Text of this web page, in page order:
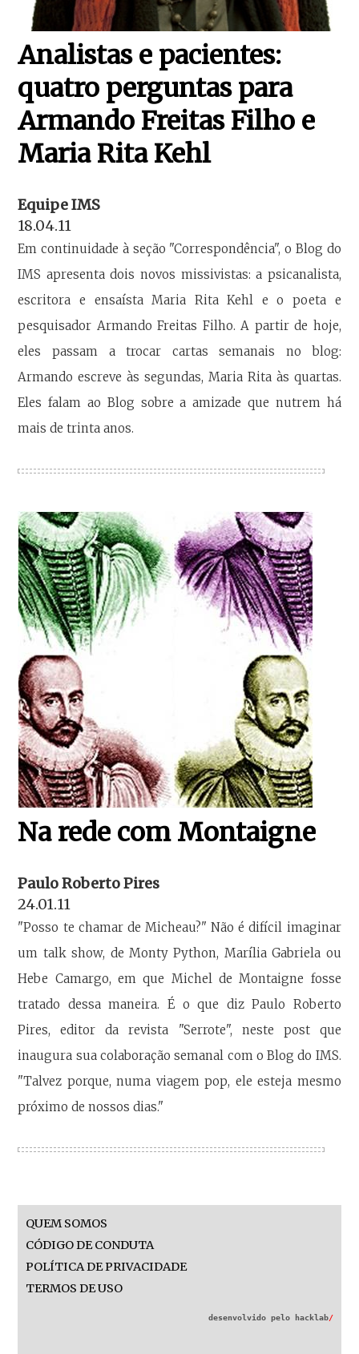
Analistas e pacientes:
quatro perguntas para
Armando Freitas Filho e
Maria Rita Kehl
Equipe IMS
18.04.11
Em continuidade à seção "Correspondência", o Blog do
IMS apresenta dois novos missivistas: a psicanalista,
escritora e ensaísta Maria Rita Kehl e o poeta e
pesquisador Armando Freitas Filho. A partir de hoje,
eles passam a trocar cartas semanais no blog:
Armando escreve às segundas, Maria Rita às quartas.
Eles falam ao Blog sobre a amizade que nutrem há
mais de trinta anos.
Na rede com Montaigne
Paulo Roberto Pires
24.01.11
"Posso te chamar de Micheau?" Não é difícil imaginar
um talk show, de Monty Python, Marília Gabriela ou
Hebe Camargo, em que Michel de Montaigne fosse
tratado dessa maneira. É o que diz Paulo Roberto
Pires, editor da revista "Serrote", neste post que
inaugura sua colaboração semanal com o Blog do IMS.
"Talvez porque, numa viagem pop, ele esteja mesmo
próximo de nossos dias."
QUEM SOMOS
CÓDIGO DE CONDUTA
POLÍTICA DE PRIVACIDADE
TERMOS DE USO
desenvolvido pelo hacklab/